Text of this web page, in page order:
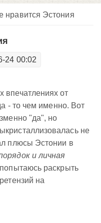
нравится Эстония
24 00:02
впечатлениях от
- то чем именно. Вот
"да", но
не
плюсы Эстонии в
и личная
раскрыть
на